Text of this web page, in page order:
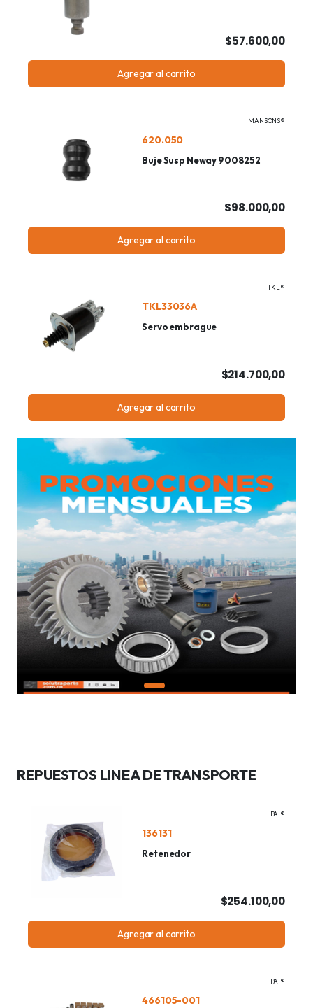
$57.600,00
Agregar al carrito
MANSONS®
620.050
Buje Susp Neway 9008252
$98.000,00
Agregar al carrito
TKL®
TKL33036A
Servo embrague
$214.700,00
Agregar al carrito
REPUESTOS LINEA DE TRANSPORTE
PAI®
136131
Retenedor
$254.100,00
Agregar al carrito
PAI®
466105-001